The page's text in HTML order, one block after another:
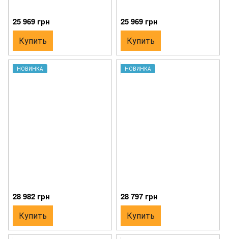
25 969 грн
Купить
25 969 грн
Купить
НОВИНКА
28 982 грн
Купить
НОВИНКА
28 797 грн
Купить